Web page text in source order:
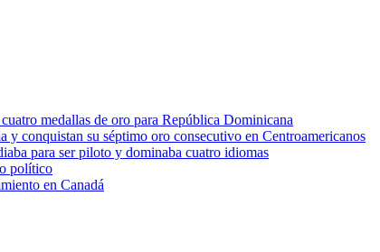
medallas de oro para República Dominicana
y conquistan su séptimo oro consecutivo en Centroamericanos
para ser piloto y dominaba cuatro idiomas
político
en Canadá